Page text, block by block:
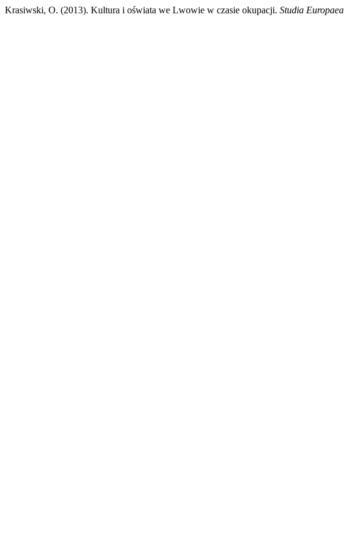
Krasiwski, O. (2013). Kultura i oświata we Lwowie w czasie okupacji. Studia